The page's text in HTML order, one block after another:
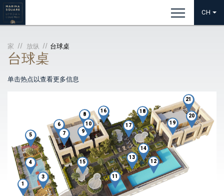
CH
家 放纵 台球桌
台球桌
单击热点以查看更多信息
1
3
4
5
6
7
8
9
10
11
12
13
14
15
16
17
18
19
20
21